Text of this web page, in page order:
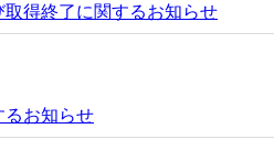
得終了に関するお知らせ
るお知らせ